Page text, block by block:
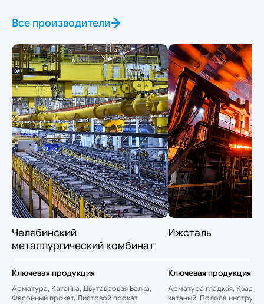
Все производители
Челябинский
металлургический комбинат
Ключевая продукция
Арматура, Катанка, Двутавровая Балка,
Фасонный прокат, Листовой прокат
Ижсталь
Ключевая продукция
Арматура гладкая,
катаный, Полоса